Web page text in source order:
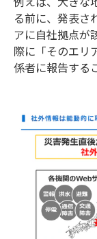
る前に、発表さ
アに自社拠点が
際に「そのエリ
係者に報告する